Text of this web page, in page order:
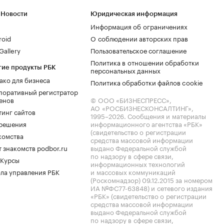
продукты РБК
для бизнеса
регистратор
сайтов
знакомств podbor.ru
управления РБК
Юридическая информация
Информация об ограничениях
О соблюдении авторских прав
Пользовательское соглашение
Политика в отношении обработки
персональных данных
Политика обработки файлов cookie
© ООО «БИЗНЕСПРЕСС»,
АО «РОСБИЗНЕСКОНСАЛТИНГ»,
1995–2026. Сообщения и материалы
информационного агентства «РБК»
(свидетельство о регистрации
средства массовой информации
выдано Федеральной службой
по надзору в сфере связи,
информационных технологий
и массовых коммуникаций
(Роскомнадзор) 09.12.2015 за номером
ИА №ФС77-63848) и сетевого издания
«РБК» (свидетельство о регистрации
средства массовой информации
выдано Федеральной службой
по надзору в сфере связи,